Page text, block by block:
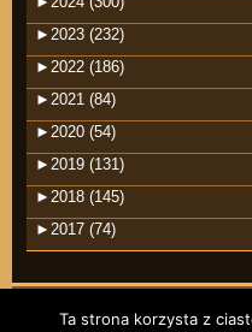
► 2023 (232)
► 2022 (186)
► 2021 (84)
► 2020 (54)
► 2019 (131)
► 2018 (145)
► 2017 (74)
Ta strona korzysta z